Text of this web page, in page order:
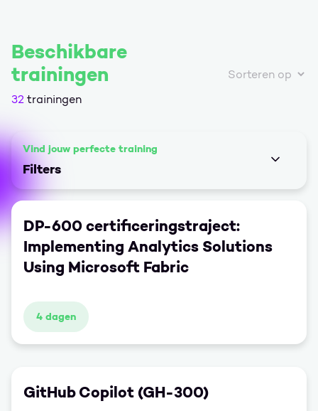
Beschikbare
trainingen
32 trainingen
Vind jouw perfecte training
Filters
DP-600 certificeringstraject:
Implementing Analytics Solutions
Using Microsoft Fabric
4 dagen
GitHub Copilot (GH-300)